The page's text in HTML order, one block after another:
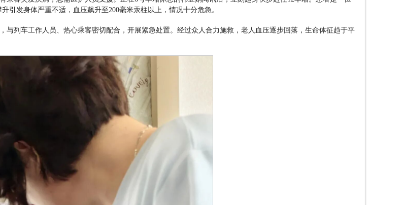
引发身体严重不适，血压飙升至200毫米汞柱以上，情况十分危急。
与列车工作人员、热心乘客密切配合，开展紧急处置。经过众人合力施救，老人血压逐步回落，生命体征趋于平